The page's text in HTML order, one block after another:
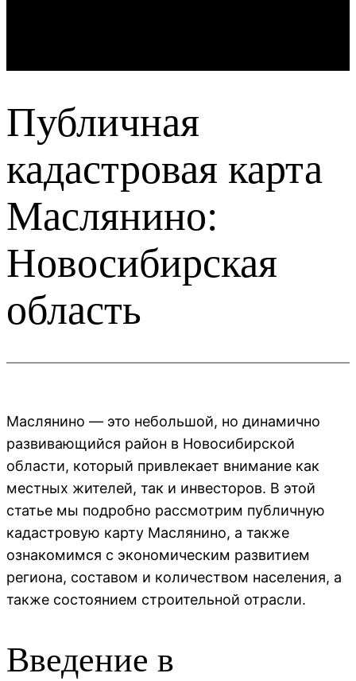
Публичная
кадастровая карта
Маслянино:
Новосибирская
область
Маслянино — это небольшой, но динамично
развивающийся район в Новосибирской
области, который привлекает внимание как
местных жителей, так и инвесторов. В этой
статье мы подробно рассмотрим публичную
кадастровую карту Маслянино, а также
ознакомимся с экономическим развитием
региона, составом и количеством населения, а
также состоянием строительной отрасли.
Введение в